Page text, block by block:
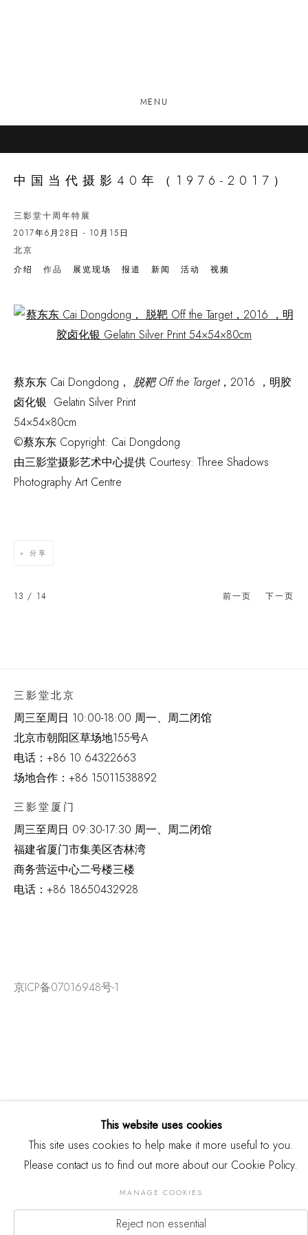
MENU
中国当代摄影40年（1976-2017）
三影堂十周年特展
2017年6月28日 - 10月15日
北京
介绍
作品 展览现场 报道 新闻 活动 视频
Open a larger version of the following image in a popup:
蔡东东 Cai Dongdong， 脱靶 Off the Target，2016 ，明胶
卤化银 Gelatin Silver Print
54×54×80cm
©蔡东东 Copyright: Cai Dongdong
由三影堂摄影艺术中心提供 Courtesy: Three Shadows
Photography Art Centre
分享
前一页 下一页
13 / 14
三影堂北京
周三至周日 10:00-18:00 周一、周二闭馆
北京市朝阳区草场地155号A
电话： +86 10 64322663
场地合作：+86 15011538892
三影堂厦门
周三至周日 09:30-17:30 周一、周二闭馆
福建省厦门市集美区杏林湾
商务营运中心二号楼三楼
电话： +86 18650432928
京ICP备07016948号-1
版权 2026 THREE SHADOWS
网页支持 ARTLOGIC
This website uses cookies
This site uses cookies to help make it more useful to you.
Please contact us to find out more about our Cookie Policy.
MANAGE COOKIES
Reject non essential